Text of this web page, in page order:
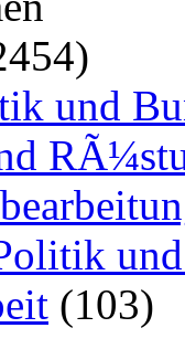
und
(103)